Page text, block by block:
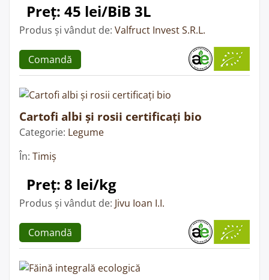
Preț: 45 lei/BiB 3L
Produs și vândut de: Valfruct Invest S.R.L.
Comandă
Cartofi albi și rosii certificați bio
Categorie: Legume
În: Timiș
Preț: 8 lei/kg
Produs și vândut de: Jivu Ioan I.I.
Comandă